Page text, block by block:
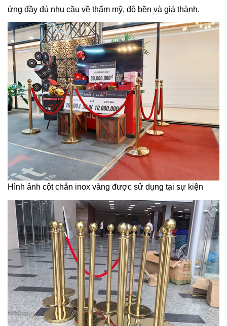
ứng đầy đủ nhu cầu về thẩm mỹ, độ bền và giá thành.
Hình ảnh cột chắn inox vàng được sử dụng tại sự kiện